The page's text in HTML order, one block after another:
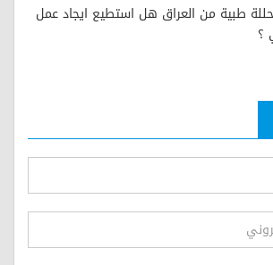
طبية من العراق هل استطيع ايجاد عمل
؟